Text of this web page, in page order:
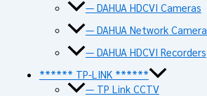
— DAHUA HDCVI Cameras
— DAHUA Network Camera
— DAHUA HDCVI Recorders
****** TP-LINK ******
— TP Link CCTV